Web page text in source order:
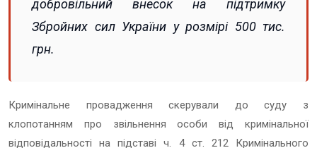
добровільний внесок на підтримку
Збройних сил України у розмірі 500 тис.
грн.
Кримінальне провадження скерували до суду з
клопотанням про звільнення особи від кримінальної
відповідальності на підставі ч. 4 ст. 212 Кримінального